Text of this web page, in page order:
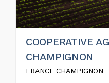
COOPERATIVE
CHAMPIGNON
FRANCE CHAMPIGNON